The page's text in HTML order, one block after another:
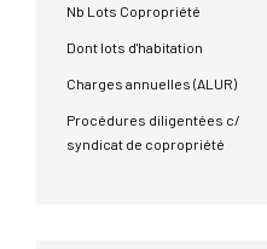
Nb Lots Copropriété
Dont lots d'habitation
Charges annuelles (ALUR)
Procédures diligentées c/
syndicat de copropriété